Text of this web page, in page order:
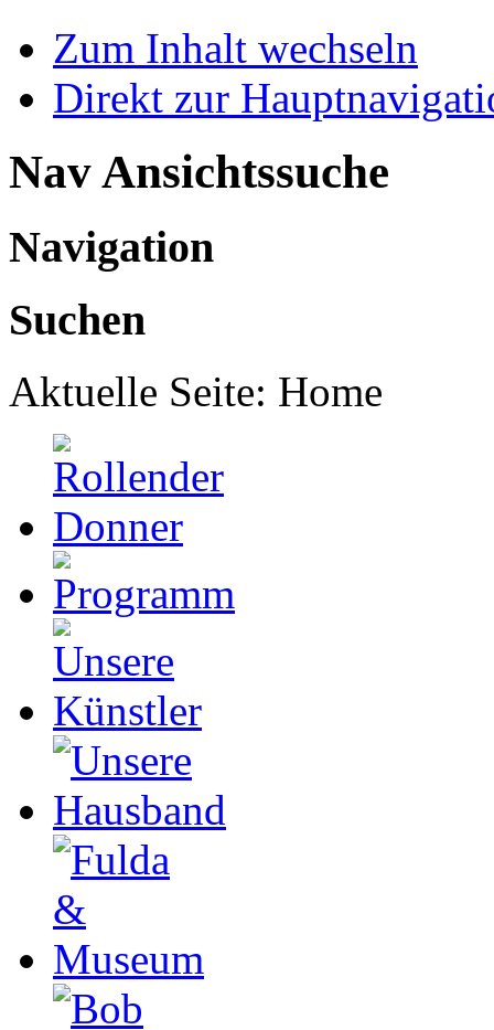
Zum Inhalt wechseln
Direkt zur
Nav Ansichtssuche
Navigation
Suchen
Aktuelle Seite: Home